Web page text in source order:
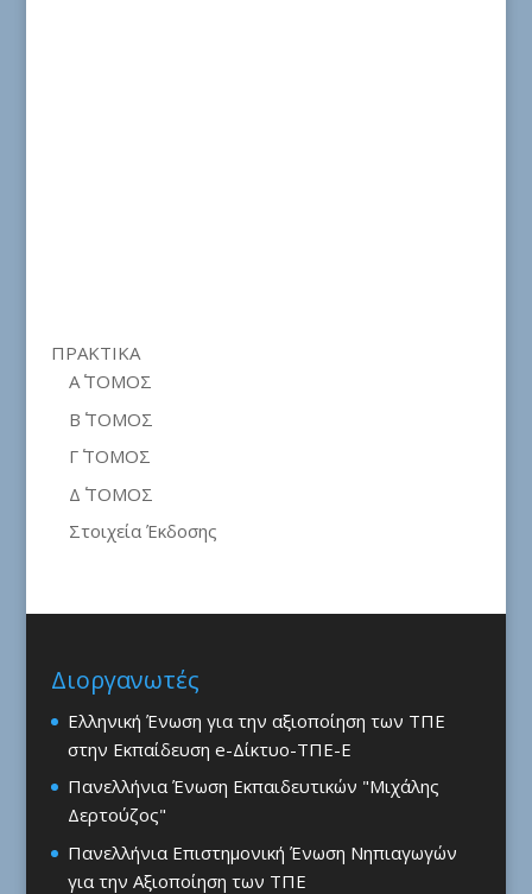
ΠΡΑΚΤΙΚΑ
Α΄ ΤΟΜΟΣ
Β΄ ΤΟΜΟΣ
Γ΄ ΤΟΜΟΣ
Δ΄ ΤΟΜΟΣ
Στοιχεία Έκδοσης
Διοργανωτές
Ελληνική Ένωση για την αξιοποίηση των ΤΠΕ
στην Εκπαίδευση e-Δίκτυο-ΤΠΕ-Ε
Πανελλήνια Ένωση Εκπαιδευτικών "Μιχάλης
Δερτούζος"
Πανελλήνια Επιστημονική Ένωση Νηπιαγωγών
για την Αξιοποίηση των ΤΠΕ